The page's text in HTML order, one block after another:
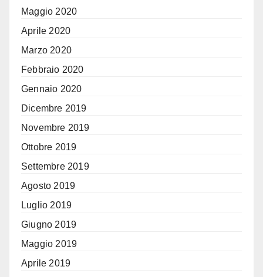
Maggio 2020
Aprile 2020
Marzo 2020
Febbraio 2020
Gennaio 2020
Dicembre 2019
Novembre 2019
Ottobre 2019
Settembre 2019
Agosto 2019
Luglio 2019
Giugno 2019
Maggio 2019
Aprile 2019